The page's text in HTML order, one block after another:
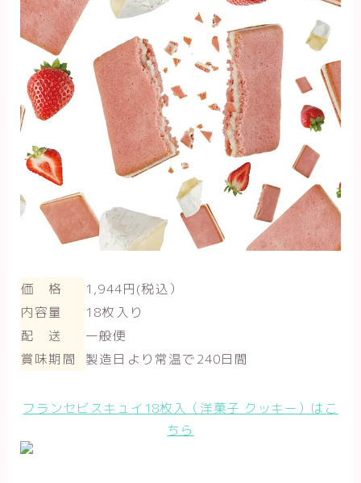
価 格
1,944円(税込）
内容量
18枚入り
配 送
一般便
賞味期間
製造日より常温で240日間
フランセビスキュイ18枚入（洋菓子 クッキー）はこ
ちら